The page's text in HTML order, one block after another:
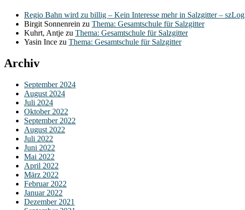
Regio Bahn wird zu billig – Kein Interesse mehr in Salzgitter – szLog
Birgit Sonnenrein zu Thema: Gesamtschule für Salzgitter
Kuhrt, Antje zu Thema: Gesamtschule für Salzgitter
Yasin Ince zu Thema: Gesamtschule für Salzgitter
Archiv
September 2024
August 2024
Juli 2024
Oktober 2022
September 2022
August 2022
Juli 2022
Juni 2022
Mai 2022
April 2022
März 2022
Februar 2022
Januar 2022
Dezember 2021